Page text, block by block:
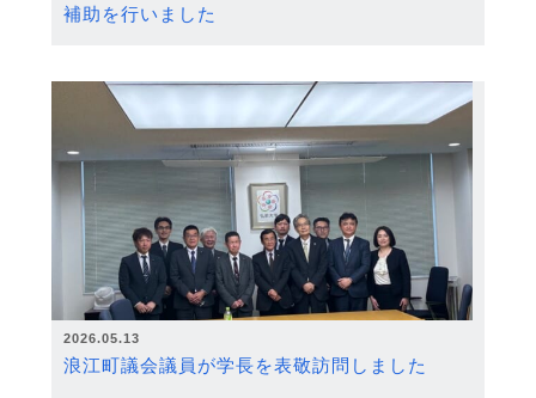
補助を行いました
2026.05.13
浪江町議会議員が学長を表敬訪問しました